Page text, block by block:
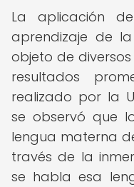
La aplicación
aprendizaje de
objeto de
resultados
realizado por la
se observó que
lengua materna
través de la
se habla esa